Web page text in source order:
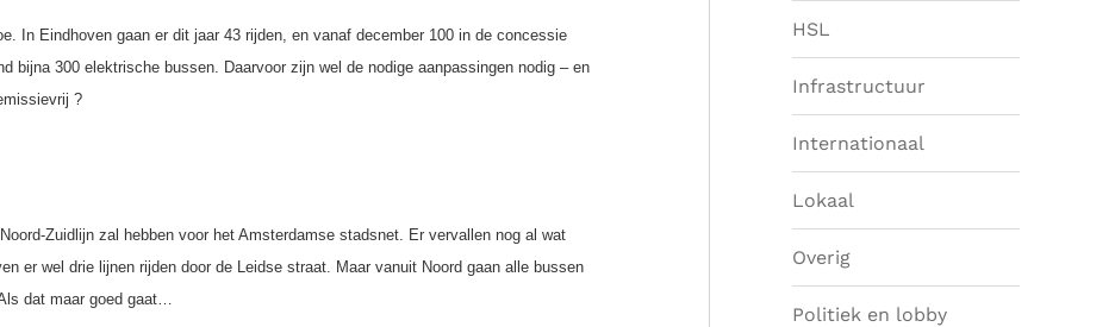
In Eindhoven gaan er dit jaar 43 rijden, en vanaf december 100 in de concessie
bijna 300 elektrische bussen. Daarvoor zijn wel de nodige aanpassingen nodig – en
?
Zuidlijn zal hebben voor het Amsterdamse stadsnet. Er vervallen nog al wat
er wel drie lijnen rijden door de Leidse straat. Maar vanuit Noord gaan alle bussen
dat maar goed gaat…
HSL
Infrastructuur
Internationaal
Lokaal
Overig
Politiek en lobby